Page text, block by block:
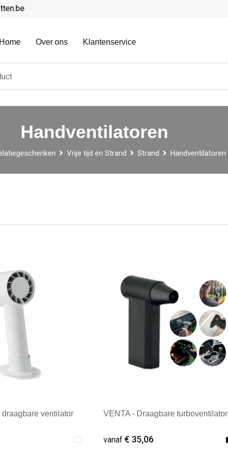
Home Over ons Klantenservice
Handventilatoren
Vrije tijd en Strand Strand Handventilatoren
ventilator
VENTA - Draagbare turboventilator
vanaf€ 35,06